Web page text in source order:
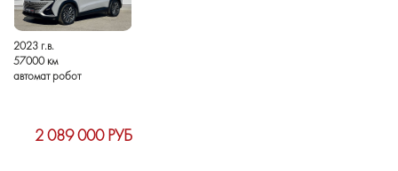
2023 г.в.
57000 км
автомат робот
2 089 000 РУБ